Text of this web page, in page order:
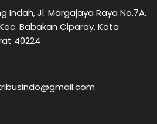
Indah, Jl. Margajaya Raya No.7A,
Babakan Ciparay, Kota
40224